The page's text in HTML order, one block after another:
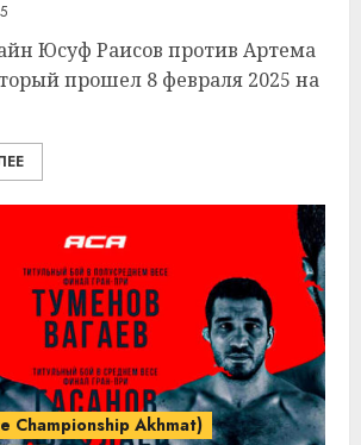
Юсуф Раисов против Артема
прошел 8 февраля 2025 на
Championship Akhmat)